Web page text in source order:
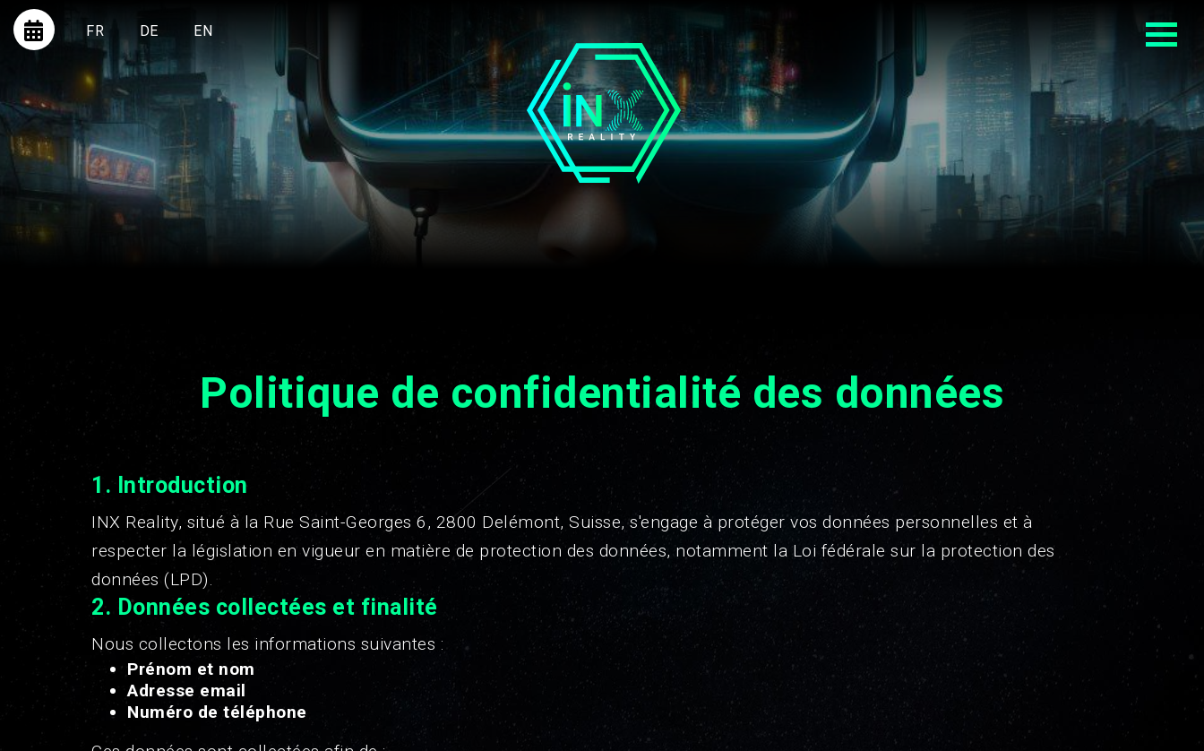
FR DE EN
Politique de confidentialité des données
1. Introduction
INX Reality, situé à la Rue Saint-Georges 6, 2800 Delémont, Suisse, s'engage à protéger vos données personnelles et à
respecter la législation en vigueur en matière de protection des données, notamment la Loi fédérale sur la protection des
données (LPD).
2. Données collectées et finalité
Nous collectons les informations suivantes :
Prénom et nom
Adresse email
Numéro de téléphone